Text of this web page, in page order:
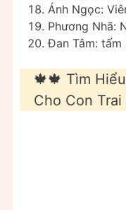
Ánh Ngọc:
Phương Nhã:
Đan Tâm: tấm
🍁🍁 Tìm
Cho Con